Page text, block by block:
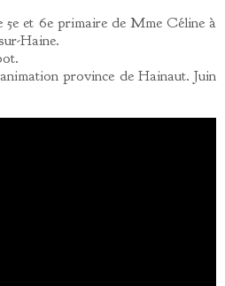
5e et 6e primaire de Mme Céline à
Haine.
province de Hainaut. Juin